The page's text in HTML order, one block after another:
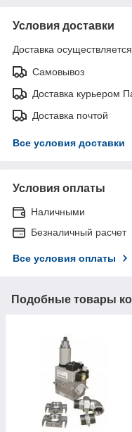
Условия доставки
Доставка
Самовывоз
Доставка курьером
Доставка почтой
Все условия доставки
Условия оплаты
Наличными
Безналичный расчет
Все условия оплаты
Подобные товары